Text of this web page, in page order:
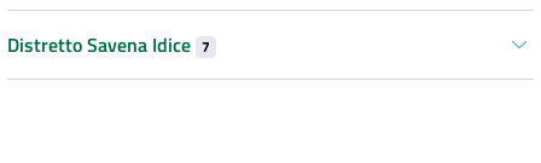
Distretto Savena Idice 7